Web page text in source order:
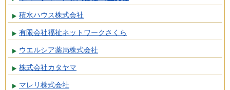
積水ハウス株式会社
有限会社福祉ネットワークさくら
ウエルシア薬局株式会社
株式会社カタヤマ
マレリ株式会社